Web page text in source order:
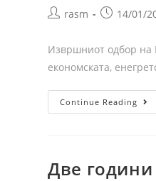
rasm 14/01/
Извршниот одбор на
економската,
Continue Reading
Две